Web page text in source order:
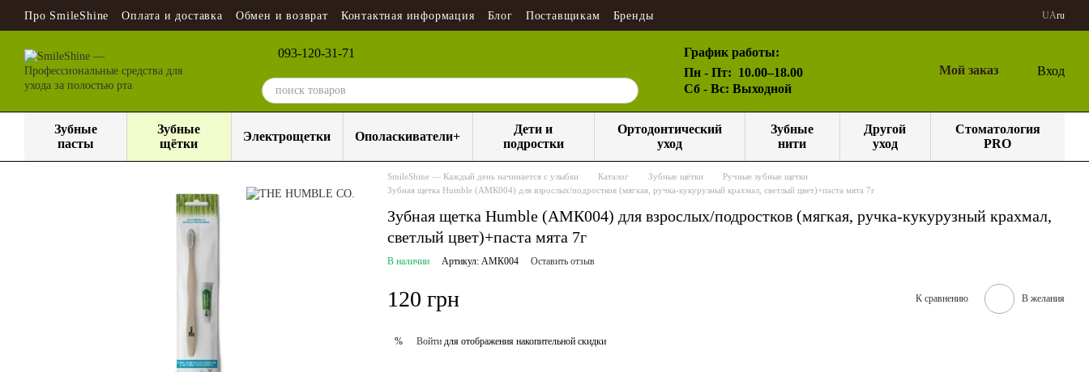
Перейти к основному контенту
Про SmileShine Оплата и доставка Обмен и возврат Контактная информация Блог Поставщикам Бренды UAru
093-120-31-71
График работы:
Пн - Пт: 10.00–18.00
Сб - Вс: Выходной
Мой заказ Вход
Зубные
пасты
Зубные
щётки
Электрощетки Ополаскиватели+
Дети и
подростки
Ортодонтический
уход
Зубные
нити
Другой
уход
Стоматология
PRO
SmileShine — Каждый день начинается с улыбки Каталог Зубные щётки
Ручные зубные щетки
Зубная щетка Humble (АМК004) для взрослых/подростков (мягкая, ручка-кукурузный крахмал, светлый цвет)+паста мята 7г
Зубная щетка Humble (АМК004) для взрослых/подростков (мягкая, ручка-кукурузный крахмал,
светлый цвет)+паста мята 7г
В наличии Артикул: АМК004 Оставить отзыв
120 грн К сравнению В желания
% Войти для отображения накопительной скидки